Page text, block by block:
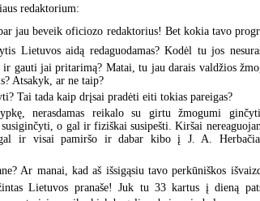
redaktorium:
jau beveik oficiozo redaktorius! Bet kokia tavo
Lietuvos aidą redaguodamas? Kodėl tu jos
gauti jai pritarimą? Matai, tu jau darais valdžios
Atsakyk, ar ne taip?
Tai tada kaip drįsai pradėti eiti tokias pareigas?
nerasdamas reikalo su girtu žmogumi
o gal ir fiziškai susipešti. Kiršai
ir visai pamiršo ir dabar kibo į J. A.
Ar manai, kad aš išsigąsiu tavo perkūniškos
Lietuvos pranaše! Juk tu 33 kartus į dieną